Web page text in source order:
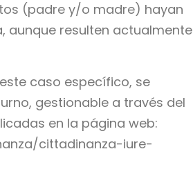
(padre y/o madre) hayan
aunque resulten actualmente
caso específico, se
gestionable a través del
en la página web:
cittadinanza-iure-